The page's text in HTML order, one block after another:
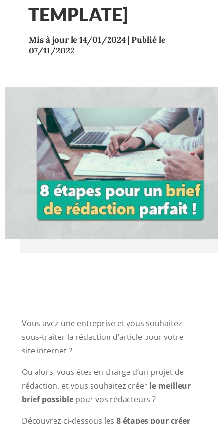
TEMPLATE]
Mis à jour le 14/01/2024 | Publié le
07/11/2022
Vous avez une entreprise et vous souhaitez
sous-traiter la rédaction d’article pour votre
site internet ?
Ou alors, vous êtes en charge d’un projet de
rédaction, et vous souhaitez créerle meilleur
brief possible pour vos rédacteurs ?
Découvrez ci-dessous les 8 étapes pour créer